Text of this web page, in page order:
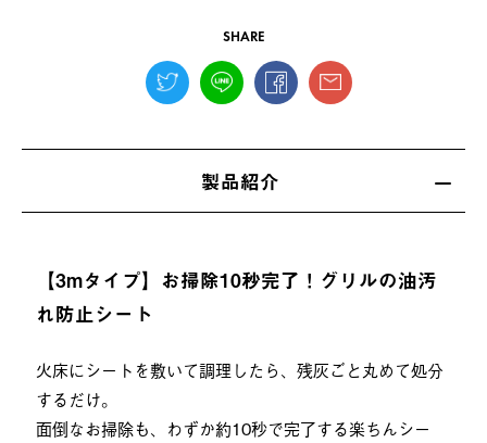
SHARE
製品紹介
【3mタイプ】お掃除10秒完了！グリルの油汚
れ防止シート
火床にシートを敷いて調理したら、残灰ごと丸めて処分
するだけ。
面倒なお掃除も、わずか約10秒で完了する楽ちんシー